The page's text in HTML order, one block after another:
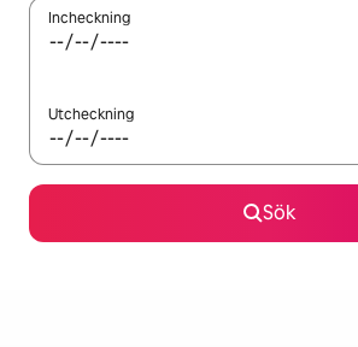
Incheckning
Utcheckning
Sök